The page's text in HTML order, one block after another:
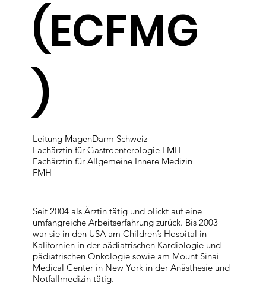
(ECFMG
)
Leitung MagenDarm Schweiz
Fachärztin für Gastroenterologie FMH
Fachärztin für Allgemeine Innere Medizin
FMH
Seit 2004 als Ärztin tätig und blickt auf eine
umfangreiche Arbeitserfahrung zurück. Bis 2003
war sie in den USA am Children’s Hospital in
Kalifornien in der pädiatrischen Kardiologie und
pädiatrischen Onkologie sowie am Mount Sinai
Medical Center in New York in der Anästhesie und
Notfallmedizin tätig.